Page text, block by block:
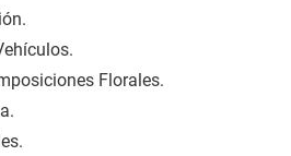
Florales.